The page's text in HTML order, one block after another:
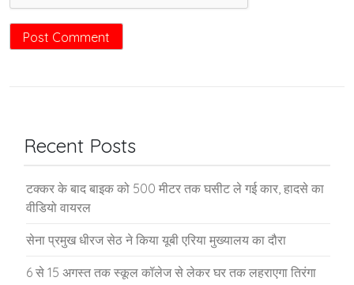
Recent Posts
टक्कर के बाद बाइक को 500 मीटर तक घसीट ले गई कार, हादसे का
वीडियो वायरल
सेना प्रमुख धीरज सेठ ने किया यूबी एरिया मुख्यालय का दौरा
6 से 15 अगस्त तक स्कूल कॉलेज से लेकर घर तक लहराएगा तिरंगा